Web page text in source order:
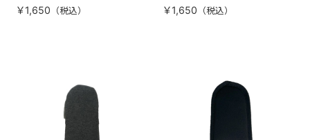
手側となります）
￥1,650
手側となります）
￥1,650